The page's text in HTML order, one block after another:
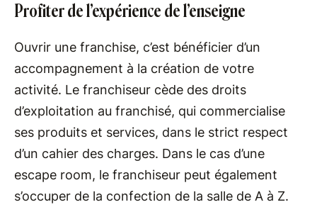
Profiter de l’expérience de l’enseigne
Ouvrir une franchise, c’est bénéficier d’un
accompagnement à la création de votre
activité. Le franchiseur cède des droits
d’exploitation au franchisé, qui commercialise
ses produits et services, dans le strict respect
d’un cahier des charges. Dans le cas d’une
escape room, le franchiseur peut également
s’occuper de la confection de la salle de A à Z.